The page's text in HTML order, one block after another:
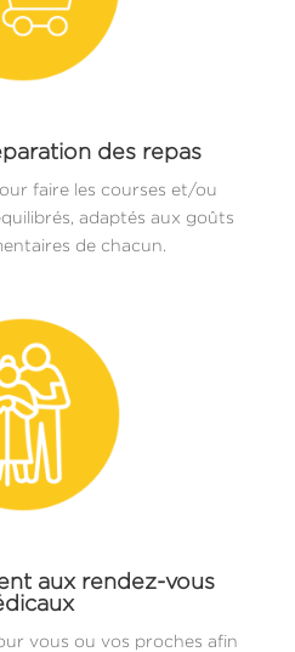
des repas
faire les courses et/ou
adaptés aux goûts
de chacun.
aux rendez-vous
vous ou vos proches afin